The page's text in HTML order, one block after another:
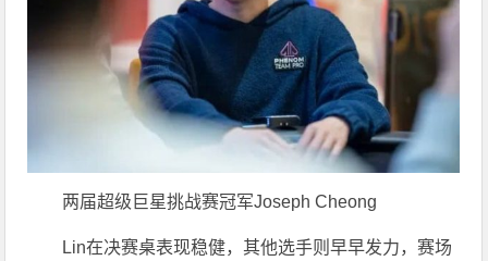
两届超级巨星挑战赛冠军Joseph Cheong
Lin在决赛桌表现稳健，其他选手则早早发力，赛场